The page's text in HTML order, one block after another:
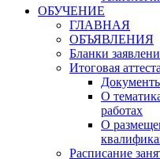
ОБУЧЕНИЕ
ГЛАВНАЯ
ОБЪЯВЛЕНИЯ
Бланки
Итоговая
О
работах
О
Расписание